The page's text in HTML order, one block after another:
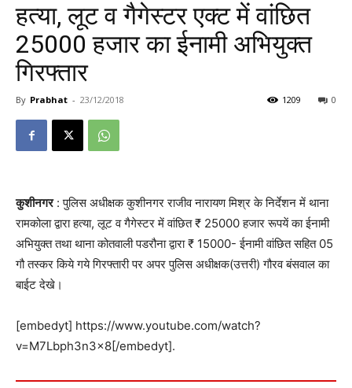
हत्या, लूट व गैगेस्टर एक्ट में वांछित ₹
25000 हजार का ईनामी अभियुक्त
गिरफ्तार
By Prabhat - 23/12/2018 0
1209
कुशीनगर: पुलिस अधीक्षक कुशीनगर राजीव नारायण मिश्र के निर्देशन में थाना
रामकोला द्वारा हत्या, लूट व गैगेस्टर में वांछित ₹ 25000 हजार रूपयें का ईनामी
अभियुक्त तथा थाना कोतवाली पडरौना द्वारा ₹ 15000- ईनामी वांछित सहित 05
गौ तस्कर किये गये गिरफ्तारी पर अपर पुलिस अधीक्षक(उत्तरी) गौरव बंसवाल का
बाईट देखे।
[embedyt] https://www.youtube.com/watch?
v=M7Lbph3n3x8[/embedyt].